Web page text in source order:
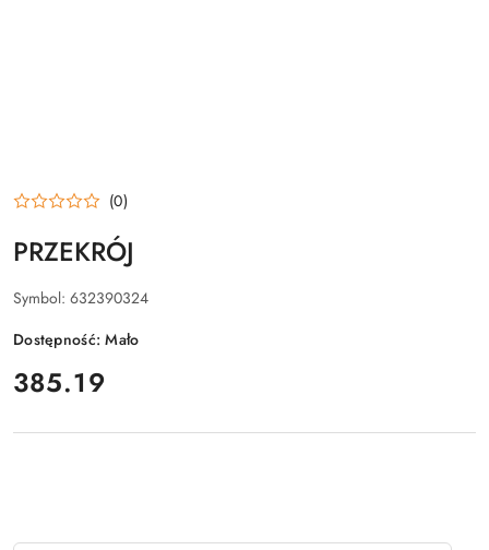
(0)
PRZEKRÓJ
Symbol: 632390324
Dostępność:Mało
cena:
385.19